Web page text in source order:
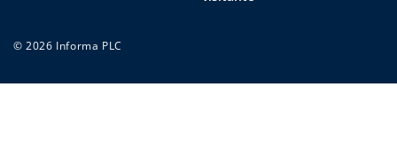
© 2026 Informa PLC